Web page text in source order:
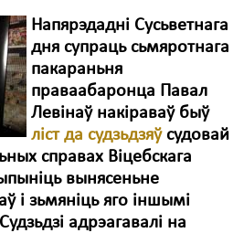
Напярэдадні Сусьветнага
дня супраць сьмяротнага
пакараньня
праваабаронца Павал
Левінаў накіраваў быў
ліст да судзьдзяўсудовай
справах Віцебскага
вынясеньне
і зьмяніць яго іншымі
адрэагавалі на